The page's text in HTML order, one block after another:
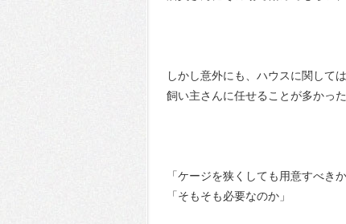
しかし意外にも、ハウスに関しては
飼い主さんに任せることが多かった
「ケージを狭くしても用意すべきか
「そもそも必要なのか」